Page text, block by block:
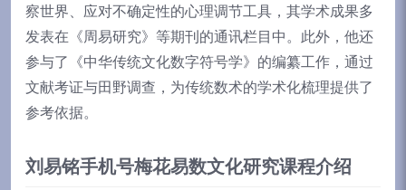
察世界、应对不确定性的心理调节工具，其学术成果多
发表在《周易研究》等期刊的通讯栏目中。此外，他还
参与了《中华传统文化数字符号学》的编纂工作，通过
文献考证与田野调查，为传统数术的学术化梳理提供了
参考依据。
刘易铭手机号梅花易数文化研究课程介绍